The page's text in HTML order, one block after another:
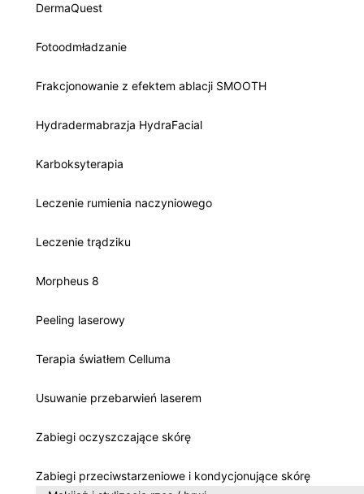
DermaQuest
Fotoodmładzanie
Frakcjonowanie z efektem ablacji SMOOTH
Hydradermabrazja HydraFacial
Karboksyterapia
Leczenie rumienia naczyniowego
Leczenie trądziku
Morpheus 8
Peeling laserowy
Terapia światłem Celluma
Usuwanie przebarwień laserem
Zabiegi oczyszczające skórę
Zabiegi przeciwstarzeniowe i kondycjonujące skórę